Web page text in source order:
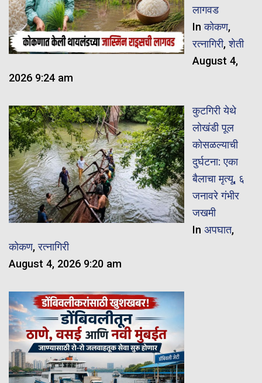
लागवड
Inकोकण,
रत्नागिरी,शेती
August 4,
2026 9:24 am
कुटगिरी येथे
लोखंडी पूल
कोसळल्याची
दुर्घटना: एका
बैलाचा मृत्यू, ६
जनावरे गंभीर
जखमी
In अपघात,
कोकण,रत्नागिरी
August 4, 2026 9:20 am